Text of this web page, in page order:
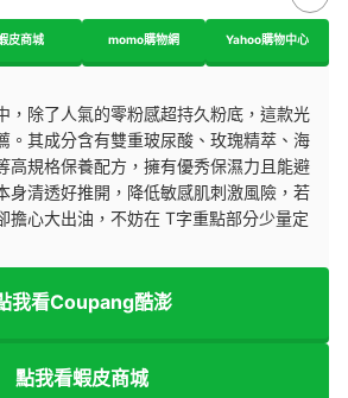
皮商城 momo購物網 Yahoo購物中心
，除了人氣的零粉感超持久粉底， 這款光
。其成分含有雙重玻尿酸、 玫瑰精萃、海
高規格保養配方，擁有優秀保濕力且能避
身清透好推開，降低敏感肌刺激風險，若
擔心大出油，不妨在 T字重點部分少量定
我看Coupang酷澎
點我看蝦皮商城